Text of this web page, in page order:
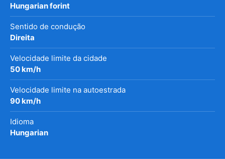
Hungarian forint
Sentido de condução
Direita
Velocidade limite da cidade
50 km/h
Velocidade limite na autoestrada
90 km/h
Idioma
Hungarian